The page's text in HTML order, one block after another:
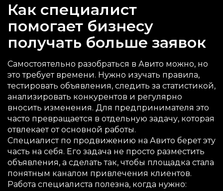
Как специалист
помогает бизнесу
получать больше заявок
Самостоятельно разобраться в Авито можно, но
это требует времени. Нужно изучать правила,
тестировать объявления, следить за статистикой,
анализировать конкурентов и регулярно
вносить изменения. Для предпринимателя это
часто превращается в отдельную задачу, которая
отвлекает от основной работы.
Специалист по продвижению на Авито берет эту
часть на себя. Его задача не просто разместить
объявления, а сделать так, чтобы площадка стала
понятным каналом привлечения клиентов.
Работа специалиста полезна, когда нужно: